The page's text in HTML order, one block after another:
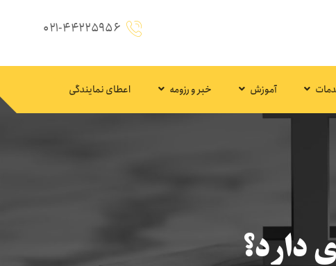
۰۲۱-۴۴۲۲۵۹۵۶
آموزش خبر و رزومه اعطای نمایندگی